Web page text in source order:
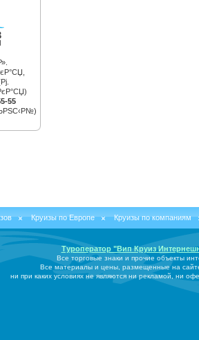
55
Круизы по Европе Круизы по компаниям
Туроператор "Вип Круиз
Все торговые знаки и прочие объекты
Все материалы и цены, размещенные на
ни при каких условиях не являются ни рекламой, ни